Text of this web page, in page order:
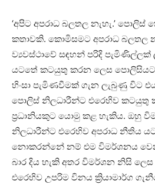
‘අපිට අපරාධ බලතල නැහැ.’
කතාවකි. කොමිසමට අපරාධ බලතල
ව්‍යවස්ථාවේ සඳහන් පරිදි
යටතේ කටයුතු කරන ලෙස පොලිසියට
හිංසා පැමිණවීමක් ගැන ලැබුණු විට
පොලිස් නිලධාරීන්ට එරෙහිව කටයුතු
ප්‍රධානියකුට යොමු කළ හැකිය. ඔහු
නිලධාරීන්ට එරෙහිව අපරාධ නීතිය
නොකරන්නේ නම් එම විමර්ශනය
බාර දිය හැකි අතර විමර්ශන නිසි
එරෙහිව උපරිම විනය ක්‍රියාමාර්ග